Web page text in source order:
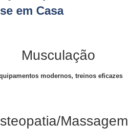
em Casa
Musculação
modernos, treinos eficazes
Massagem